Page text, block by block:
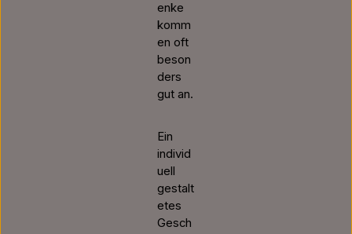
enke
komm
en oft
beson
ders
gut an.
Ein
individ
uell
gestalt
etes
Gesch